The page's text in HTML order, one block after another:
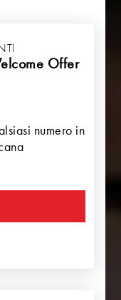
Offer
numero in